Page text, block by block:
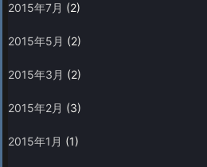
2015年7月 (2)
2015年5月 (2)
2015年3月 (2)
2015年2月 (3)
2015年1月 (1)